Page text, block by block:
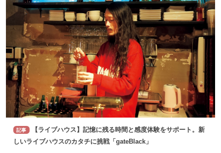
記事
【ライブハウス】記憶に残る時間と感度体験をサポート。新
しいライブハウスのカタチに挑戦「gateBlack」